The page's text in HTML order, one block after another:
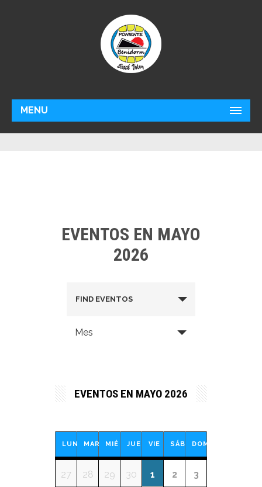
MENU
EVENTOS EN MAYO
2026
FIND EVENTOS
Mes
EVENTOS EN MAYO 2026
CALENDARIO
DE
LUN MAR MIÉ JUE VIE SÁB DOM
27 28 29 30 1 2 3